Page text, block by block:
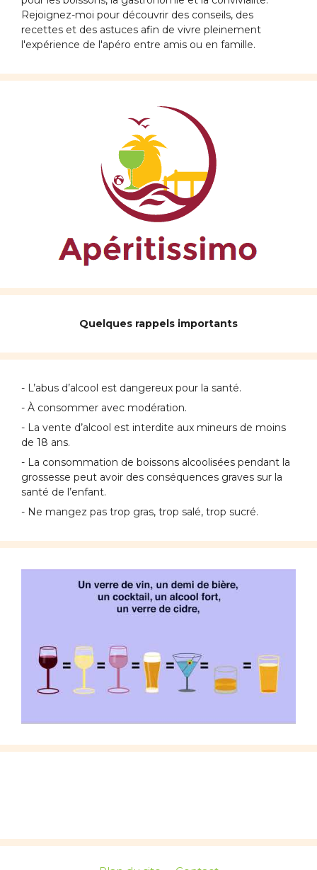
Rejoignez-moi pour découvrir des conseils, des
recettes et des astuces afin de vivre pleinement
l'expérience de l'apéro entre amis ou en famille.
Quelques rappels importants
- L’abus d’alcool est dangereux pour la santé.
- À consommer avec modération.
- La vente d’alcool est interdite aux mineurs de moins
de 18 ans.
- La consommation de boissons alcoolisées pendant la
grossesse peut avoir des conséquences graves sur la
santé de l’enfant.
- Ne mangez pas trop gras, trop salé, trop sucré.